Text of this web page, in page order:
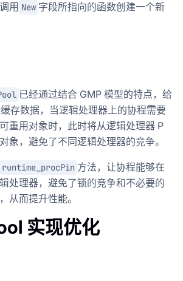
用 New 字段所指向的函数创建一个新
已经通过结合 GMP 模型的特点，给
存数据，当逻辑处理器上的协程需要
重用对象时，此时将从逻辑处理器 P
象，避免了不同逻辑处理器的竞争。
runtime_procPin 方法，让协程能够在
处理器，避免了锁的竞争和不必要的
从而提升性能。
实现优化